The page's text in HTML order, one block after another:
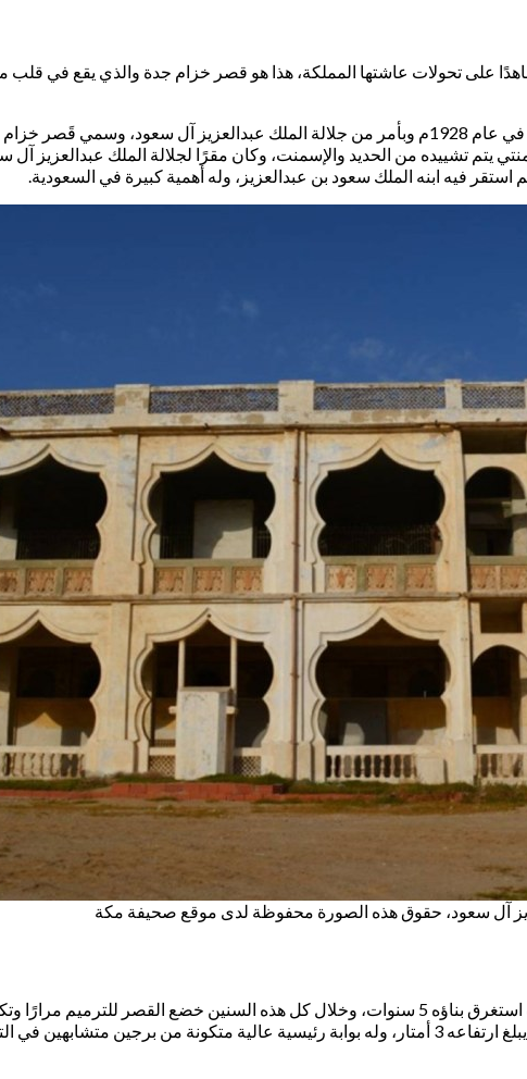
على تحولات عاشتها المملكة، هذا هو قصر خزام جدة والذي يقع في قلب
يعد قصر خزام قصر أحد القصور التاريخية في مدينة جدة، وقد بني في عام 1928م وبأمر من جلالة
تشييده من الحديد والإسمنت، وكان مقرًا لجلالة الملك عبدالعزيز آل
فيه ابنه الملك سعود بن عبدالعزيز، وله أهمية كبيرة في السعودية.
آل سعود، حقوق هذه الصورة محفوظة لدى موقع صحيفة مكة
بدأ بناء القصر في عام 1928م واكتمل بناؤه في عام 1932م، حيث استغرق بناؤه 5 سنوات، وخلال كل
فريد وهو يصور حقبة الثلاثينيات والأربعينيات، ويحيط بالقصر سور يبلغ ارتفاعه 3 أمتار، وله بوابة